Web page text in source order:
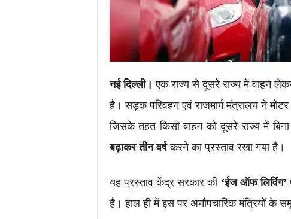
नई दिल्ली। एक राज्य से दूसरे राज्य में वाहन
है। सड़क परिवहन एवं राजमार्ग मंत्रालय ने
जिसके तहत किसी वाहन को दूसरे राज्य में
बढ़ाकर तीन वर्षकरने का प्रस्ताव रखा गया है।
यह प्रस्ताव केंद्र सरकार की ‘ईज ऑफ लिविंग’
है। हाल ही में इस पर अनौपचारिक मंत्रियों के